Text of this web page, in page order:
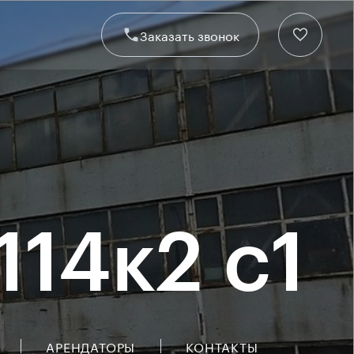
Заказать звонок
с1
АРЕНДАТОРЫ КОНТАКТЫ